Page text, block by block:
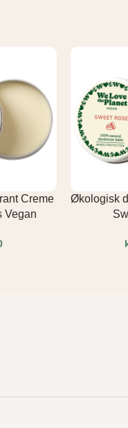
Creme
Vegan
Økologisk